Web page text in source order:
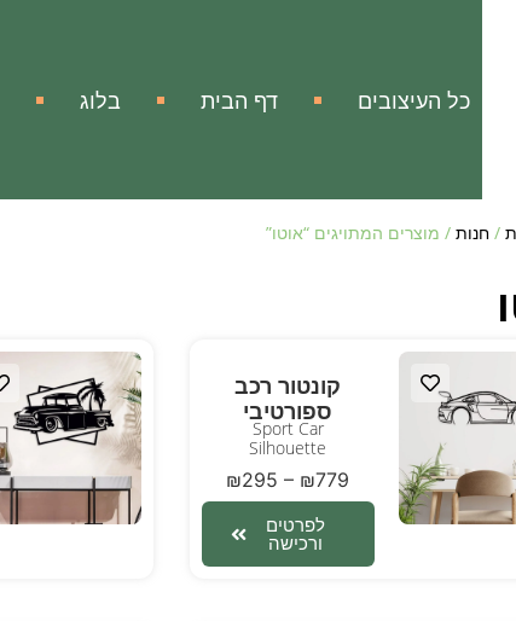
כל העיצובים דף הבית בלוג
/ חנות/ מוצרים המתויגים “אוטו”
קונטור רכב
ספורטיבי
Sport Car
Silhouette
₪295 – ₪779
לפרטים
ורכישה